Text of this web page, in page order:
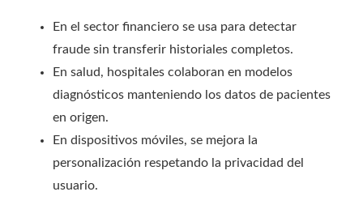
En el sector financiero se usa para detectar
fraude sin transferir historiales completos.
En salud, hospitales colaboran en modelos
diagnósticos manteniendo los datos de pacientes
en origen.
En dispositivos móviles, se mejora la
personalización respetando la privacidad del
usuario.